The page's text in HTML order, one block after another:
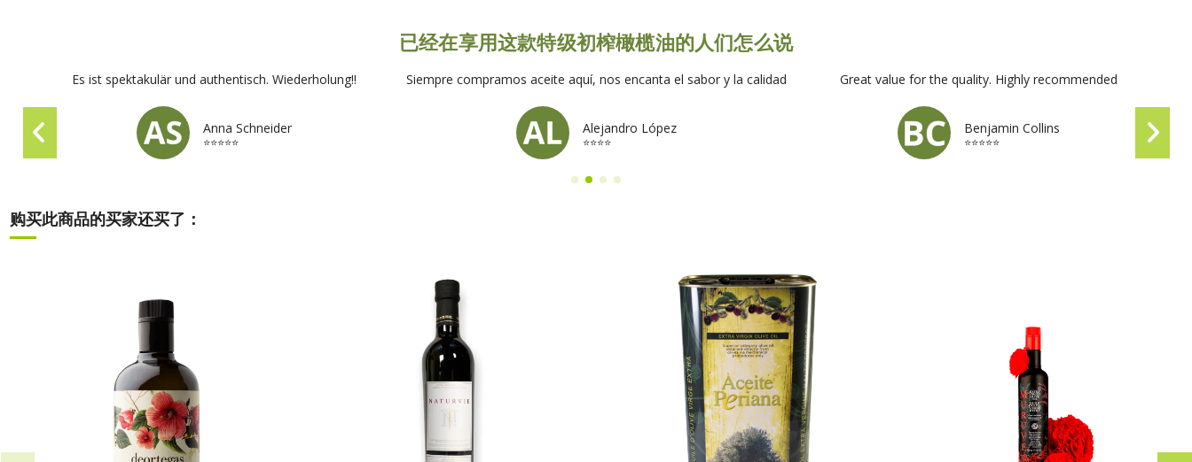
已经在享用这款特级初榨橄榄油的人们怎么说
Es ist spektakulär und authentisch. Wiederholung!!
Anna Schneider
⭐⭐⭐⭐⭐
Siempre compramos aceite aquí, nos encanta el sabor y la calidad
Alejandro López
⭐⭐⭐⭐
Great value for the quality. Highly recommended
Benjamin Collins
⭐⭐⭐⭐⭐
购买此商品的买家还买了：